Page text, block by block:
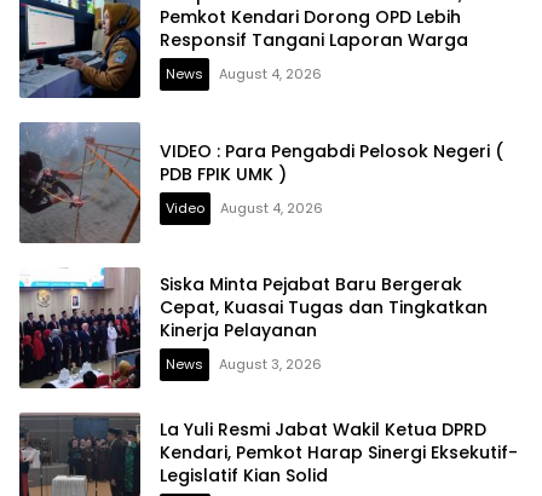
Pemkot Kendari Dorong OPD Lebih
Responsif Tangani Laporan Warga
News August 4, 2026
VIDEO : Para Pengabdi Pelosok Negeri (
PDB FPIK UMK )
Video August 4, 2026
Siska Minta Pejabat Baru Bergerak
Cepat, Kuasai Tugas dan Tingkatkan
Kinerja Pelayanan
News August 3, 2026
La Yuli Resmi Jabat Wakil Ketua DPRD
Kendari, Pemkot Harap Sinergi Eksekutif-
Legislatif Kian Solid